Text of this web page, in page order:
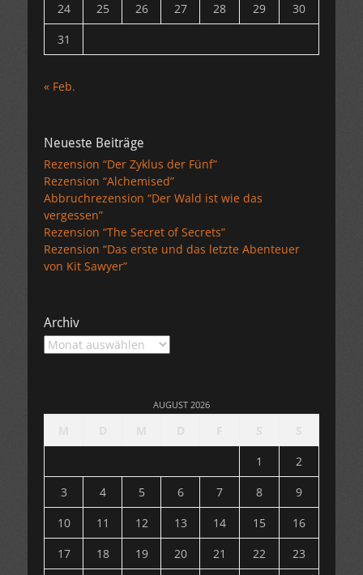
24
25 26 27 28 29
30
31
« Feb.
Neueste Beiträge
Rezension “Der Zyklus der Fünf”
Rezension “Alchemised”
Abbruchrezension “Der Wald ist wie das
vergessen”
Rezension “The Secret of Secrets”
Rezension “Das erste und das letzte Abenteuer
von Kit Sawyer”
Archiv
Archiv
AUGUST 2026
1
2
3
4 5 6 7 8
9
10
11 12 13 14 15
16
17
18 19 20 21 22 23